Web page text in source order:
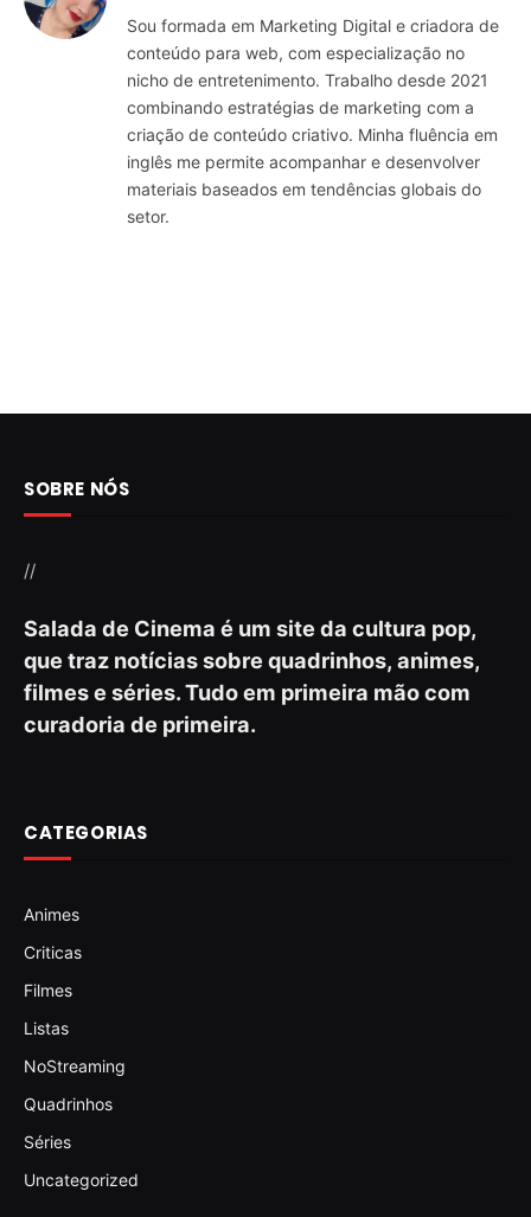
Sou formada em Marketing Digital e criadora de
conteúdo para web, com especialização no
nicho de entretenimento. Trabalho desde 2021
combinando estratégias de marketing com a
criação de conteúdo criativo. Minha fluência em
inglês me permite acompanhar e desenvolver
materiais baseados em tendências globais do
setor.
SOBRE NÓS
//
Salada de Cinema é um site da cultura pop,
que traz notícias sobre quadrinhos, animes,
filmes e séries. Tudo em primeira mão com
curadoria de primeira.
CATEGORIAS
Animes
Criticas
Filmes
Listas
NoStreaming
Quadrinhos
Séries
Uncategorized